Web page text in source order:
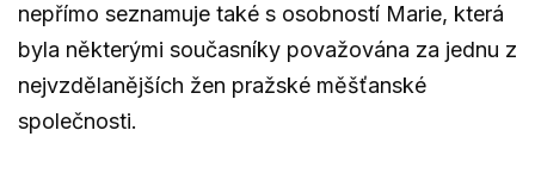
nepřímo seznamuje také s osobností Marie, která
byla některými současníky považována za jednu z
nejvzdělanějších žen pražské měšťanské
společnosti.